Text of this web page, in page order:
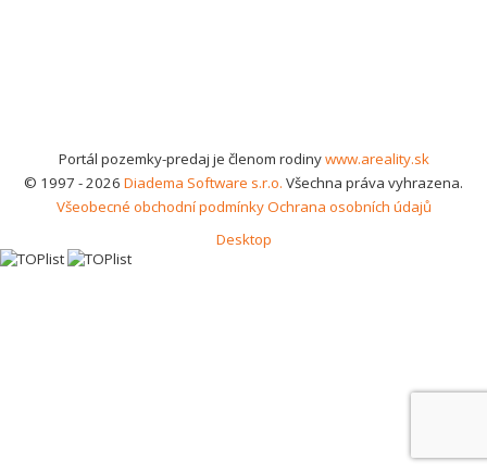
Portál pozemky-predaj je členom rodinywww.areality.sk
© 1997 - 2026 Diadema Software s.r.o. Všechna práva vyhrazena.
Všeobecné obchodní podmínkyOchrana osobních údajů
Desktop